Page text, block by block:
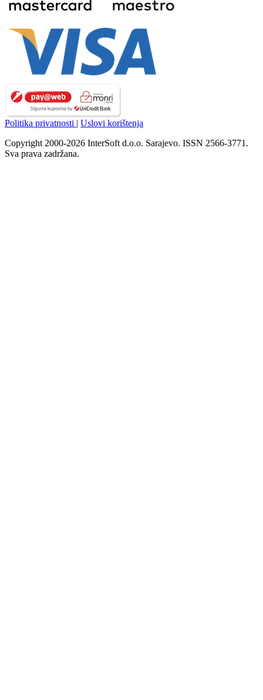
Politika privatnosti | Uslovi korištenja
Copyright 2000-2026 InterSoft d.o.o. Sarajevo. ISSN 2566-3771.
Sva prava zadržana.